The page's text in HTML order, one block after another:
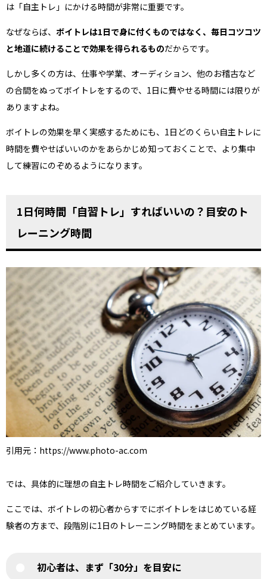
は「自主トレ」にかける時間が非常に重要です。
なぜならば、 ボイトレは1日で身に付くものではなく、毎日コツコツ
と地道に続けることで効果を得られるものだからです。
しかし多くの方は、仕事や学業、オーディション、他のお稽古など
の合間をぬってボイトレをするので、1日に費やせる時間には限りが
ありますよね。
ボイトレの効果を早く実感するためにも、1日どのくらい自主トレに
時間を費やせばいいのかをあらかじめ知っておくことで、より集中
して練習にのぞめるようになります。
1日何時間「自習トレ」すればいいの？目安のト
レーニング時間
引用元：https://www.photo-ac.com
では、具体的に理想の自主トレ時間をご紹介していきます。
ここでは、ボイトレの初心者からすでにボイトレをはじめている経
験者の方まで、段階別に1日のトレーニング時間をまとめています。
初心者は、まず「30分」を目安に